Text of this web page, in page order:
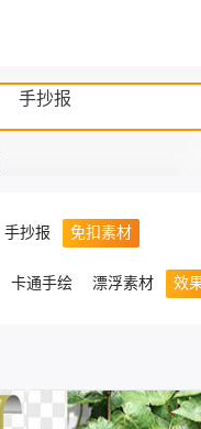
手抄报
手抄报 免扣素材
卡通手绘 漂浮素材 效